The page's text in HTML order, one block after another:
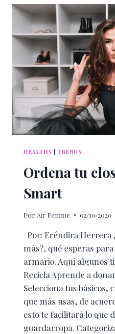
REVERSIONAN
LA
COLECCIÓN
EAMES
HEALTHY | TRENDY
Ordena tu
Smart
Por Air Femme 02/10/2020
Por: Eréndira Herrera
más?, qué esperas
armario. Aquí algunos
Recicla Aprende a
Selecciona tus básicos,
que más usas, de
esto te facilitará lo que
guardarropa.